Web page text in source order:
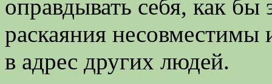
оправдывать себя, как бы
раскаяния несовместимы
в адрес других людей.